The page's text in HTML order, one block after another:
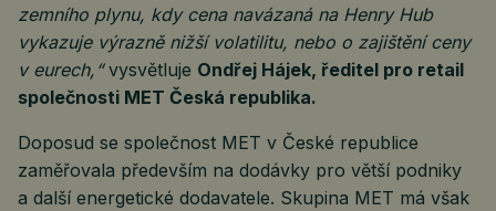
zemního plynu, kdy cena navázaná na Henry Hub
vykazuje výrazně nižší volatilitu, nebo o zajištění ceny
v eurech,“vysvětluje Ondřej Hájek, ředitel pro retail
společnosti MET Česká republika.
Doposud se společnost MET v České republice
zaměřovala především na dodávky pro větší podniky
a další energetické dodavatele. Skupina MET má však